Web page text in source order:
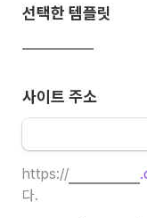
사이트 주소
https://
다.